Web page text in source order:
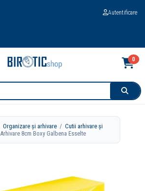
Autentificare
0
Organizare și arhivare /Cutii arhivare și
8cm Boxy Galbena Esselte